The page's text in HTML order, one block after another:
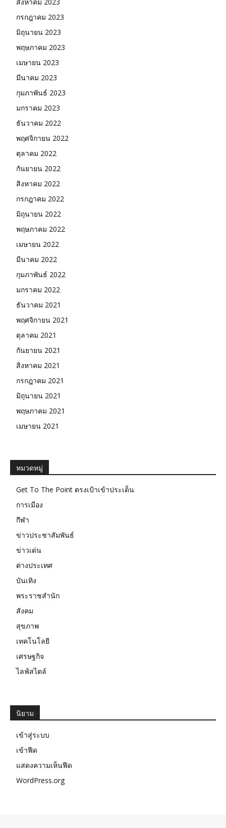
กรกฎาคม 2023
มิถุนายน 2023
พฤษภาคม 2023
เมษายน 2023
มีนาคม 2023
กุมภาพันธ์ 2023
มกราคม 2023
ธันวาคม 2022
พฤศจิกายน 2022
ตุลาคม 2022
กันยายน 2022
สิงหาคม 2022
กรกฎาคม 2022
มิถุนายน 2022
พฤษภาคม 2022
เมษายน 2022
มีนาคม 2022
กุมภาพันธ์ 2022
มกราคม 2022
ธันวาคม 2021
พฤศจิกายน 2021
ตุลาคม 2021
กันยายน 2021
สิงหาคม 2021
กรกฎาคม 2021
มิถุนายน 2021
พฤษภาคม 2021
เมษายน 2021
หมวดหมู่
Get To The Point ตรงเป้าเข้าประเด็น
การเมือง
กีฬา
ข่าวประชาสัมพันธ์
ข่าวเด่น
ต่างประเทศ
บันเทิง
พระราชสำนัก
สังคม
สุขภาพ
เทคโนโลยี
เศรษฐกิจ
ไลฟ์สไตล์
นิยาม
เข้าสู่ระบบ
เข้าฟีด
แสดงความเห็นฟีด
WordPress.org